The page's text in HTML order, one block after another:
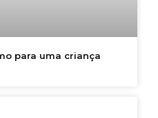
para uma criança